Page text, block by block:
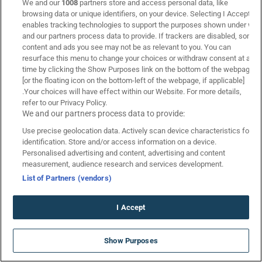
Ενεργή
9.8
Bet365 Προσφορά* ΧΩΡΙΣ ΚΑΤΑΘΕΣΗ ▶️ (Μάρτιος 2026)
Ενεργή 05/03
Elabet
9.3
SUMMERAKI2026 ΠΡΟΣΦΟΡΑ* ☀️
ΧΩΡΙΣ ΚΑΤΑΘΕΣΗ
We and our 1008 partners store and access personal data, like
browsing data or unique identifiers, on your device. Selecting I Accept
enables tracking technologies to support the purposes shown under we
and our partners process data to provide. If trackers are disabled, some
content and ads you see may not be as relevant to you. You can
resurface this menu to change your choices or withdraw consent at any
time by clicking the Show Purposes link on the bottom of the webpage
[or the floating icon on the bottom-left of the webpage, if applicable]
.Your choices will have effect within our Website. For more details,
refer to our Privacy Policy.
We and our partners process data to provide:
Use precise geolocation data. Actively scan device characteristics for
identification. Store and/or access information on a device.
Personalised advertising and content, advertising and content
measurement, audience research and services development.
List of Partners (vendors)
I Accept
Show Purposes